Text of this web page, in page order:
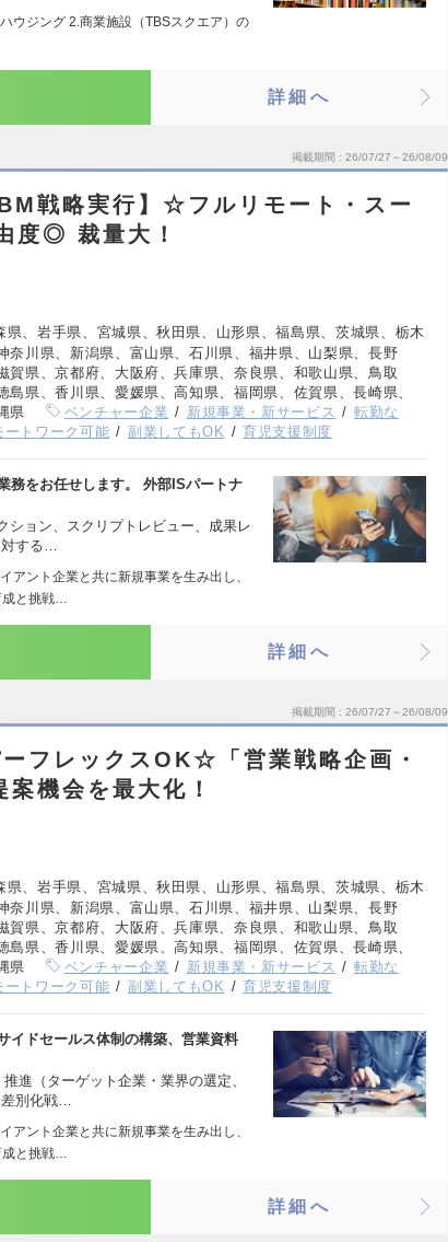
ウジング 2.商業施設（TBSスクエア）の
詳細へ
掲載期間 26/07/27～26/08/09
戦略実行】☆フルリモート・スー
度◎ 裁量大！
県、岩手県、宮城県、秋田県、山形県、福島県、茨城県、栃木
奈川県、新潟県、富山県、石川県、福井県、山梨県、長野
賀県、京都府、大阪府、兵庫県、奈良県、和歌山県、鳥取
県、香川県、愛媛県、高知県、福岡県、佐賀県、長崎県、
県
ベンチャー企業 新規事業・新サービス
転勤な
ートワーク可能 副業してもOK 育児支援制度
務をお任せします。 外部ISパートナ
ション、スクリプトレビュー、成果レ
対する…
アント企業と共に新規事業を生み出し、
成と挑戦…
詳細へ
掲載期間 26/07/27～26/08/09
フレックスOK☆「営業戦略企画・
機会を最大化！
県、岩手県、宮城県、秋田県、山形県、福島県、茨城県、栃木
奈川県、新潟県、富山県、石川県、福井県、山梨県、長野
賀県、京都府、大阪府、兵庫県、奈良県、和歌山県、鳥取
県、香川県、愛媛県、高知県、福岡県、佐賀県、長崎県、
県
ベンチャー企業 新規事業・新サービス
転勤な
ートワーク可能 副業してもOK 育児支援制度
イドセールス体制の構築、営業資料
進（ターゲット企業・業界の選定、
差別化戦…
アント企業と共に新規事業を生み出し、
成と挑戦…
詳細へ